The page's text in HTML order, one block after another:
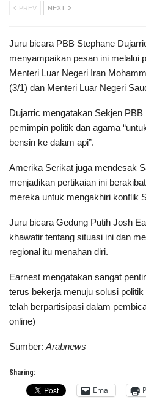
PREV NEXT
Juru bicara PBB Stephane
menyampaikan pesan ini melalui
Menteri Luar Negeri Iran
(3/1) dan Menteri Luar Negeri
Dujarric mengatakan Sekjen
pemimpin politik dan agama
bensin ke dalam api”.
Amerika Serikat juga mendesak
menjadikan pertikaian ini
mereka untuk mengakhiri konflik
Juru bicara Gedung Putih Josh
khawatir tentang situasi ini dan
regional itu menahan diri.
Earnest mengatakan sangat
terus bekerja menuju solusi
telah berpartisipasi dalam
online)
Sumber: Arabnews
Sharing:
Email